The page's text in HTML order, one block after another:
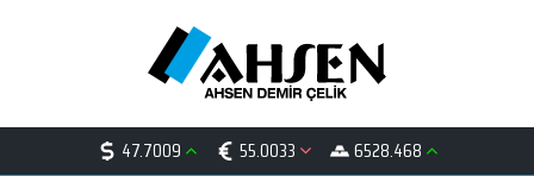
47.7009 55.0033 6528.468